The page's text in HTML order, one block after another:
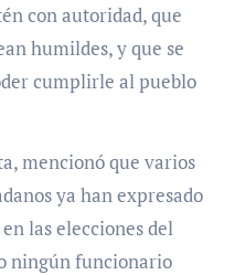
con autoridad, que
humildes, y que se
cumplirle al pueblo
mencionó que varios
ya han expresado
las elecciones del
ningún funcionario